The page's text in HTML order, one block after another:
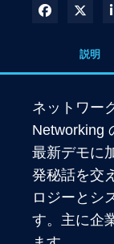
Facebook
X
説明
ネットワー
Networking
最新デモに
発秘話を交
ロジーとシ
す。主に企